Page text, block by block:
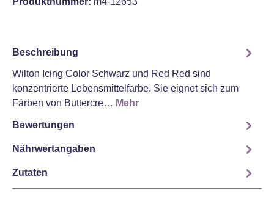
Beschreibung
Wilton Icing Color Schwarz und Red Red sind
konzentrierte Lebensmittelfarbe. Sie eignet sich zum
Färben von Buttercre… Mehr
Bewertungen
Nährwertangaben
Zutaten